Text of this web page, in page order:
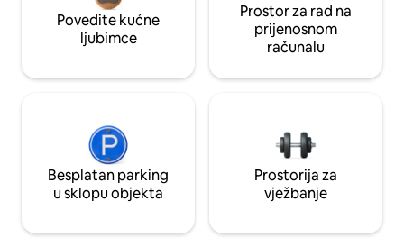
Povedite kućne
ljubimce
Prostor za rad na
prijenosnom
računalu
Besplatan parking
u sklopu objekta
Prostorija za
vježbanje